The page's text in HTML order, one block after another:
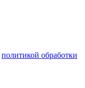
политикой обработки